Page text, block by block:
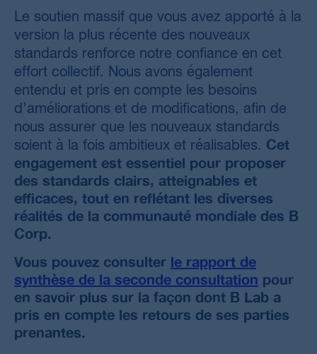
Le soutien massif que vous avez apporté à la
version la plus récente des nouveaux
standards renforce notre confiance en cet
effort collectif. Nous avons également
entendu et pris en compte les besoins
d’améliorations et de modifications, afin de
nous assurer que les nouveaux standards
soient à la fois ambitieux et réalisables. Cet
engagement est essentiel pour proposer
des standards clairs, atteignables et
efficaces, tout en reflétant les diverses
réalités de la communauté mondiale des B
Corp.
Vous pouvez consulterle rapport de
synthèse de la seconde consultation pour
en savoir plus sur la façon dont B Lab a
pris en compte les retours de ses parties
prenantes.